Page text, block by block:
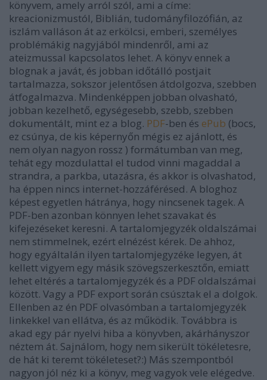
könyvem, amely arról szól, ami a címe:
kreacionizmustól, Biblián, tudományfilozófián, az
iszlám valláson át az erkölcsi, emberi, személyes
problémákig nagyjából mindenről, ami az
ateizmussal kapcsolatos lehet. A könyv ennek a
blognak a javát, és jobban időtálló postjait
tartalmazza, sokszor jelentősen átdolgozva, szebben
átfogalmazva. Mindenképpen jobban olvasható,
jobban kezelhető, egységesebb, szebb, szebben
dokumentált, mint ez a blog. PDF-ben és ePub (bocs,
ez csúnya, de kis képernyőn mégis ez ajánlott, és
nem olyan nagyon rossz ) formátumban van meg,
tehát egy mozdulattal el tudod vinni magaddal a
strandra, a parkba, utazásra, és akkor is olvashatod,
ha éppen nincs internet-hozzáférésed. A bloghoz
képest egyetlen hátránya, hogy nincsenek tagek. A
PDF-ben azonban könnyen lehet szavakat és
kifejezéseket keresni. A tartalomjegyzék oldalszámai
nem stimmelnek, ezért elnézést kérek. De ahhoz,
hogy egyáltalán ilyen tartalomjegyzéke legyen, át
kellett vigyem egy másik szövegszerkesztőn, emiatt
lehet eltérés a tartalomjegyzék és a PDF oldalszámai
között. Vagy a PDF export során csúsztak el a dolgok.
Ellenben az én PDF olvasómban a tartalomjegyzék
linkekkel van ellátva, és az működik. Továbbra is
akad egy pár nyelvi hiba a könyvben, akárhányszor
néztem át. Sajnálom, hogy nem sikerült tökéletesre,
de hát ki teremt tökéleteset?:) Más szempontból
nagyon jól néz ki a könyv, meg vagyok vele elégedve.